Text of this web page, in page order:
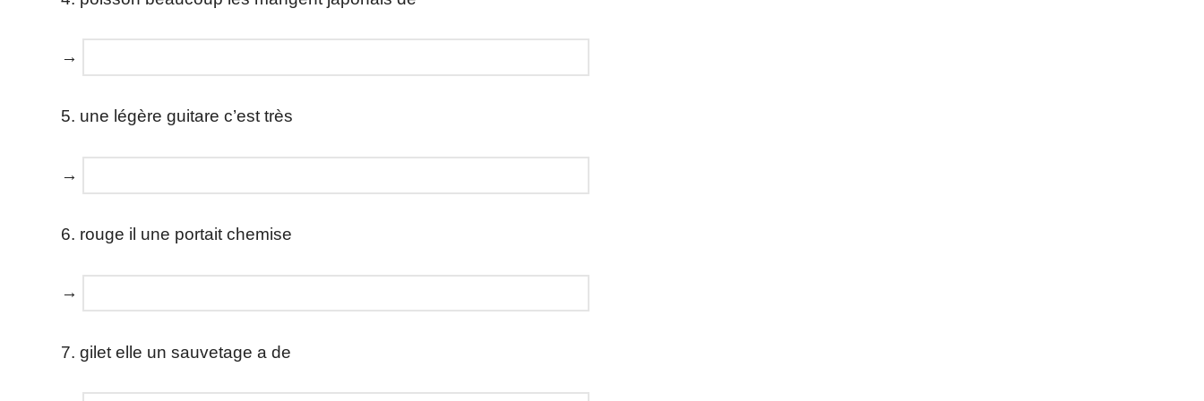
→
5. une légère guitare c’est très
→
6. rouge il une portait chemise
→
7. gilet elle un sauvetage a de